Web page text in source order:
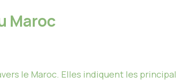
Maroc
le Maroc. Elles indiquent les